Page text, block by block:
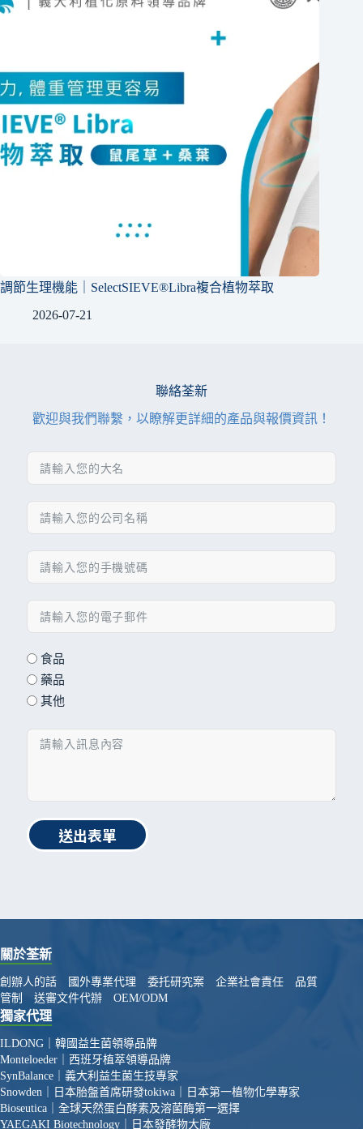
調節生理機能｜SelectSIEVE®Libra複合植物萃取
2026-07-21
聯絡荃新
歡迎與我們聯繫，以瞭解更詳細的產品與報價資訊！
食品
藥品
其他
送出表單
關於荃新
創辦人的話 國外專業代理 委托研究案 企業社會責任
品質
管制
送審文件代辦 OEM/ODM
獨家代理
ILDONG｜韓國益生菌領導品牌
Monteloeder｜西班牙植萃領導品牌
SynBalance｜義大利益生菌生技專家
Snowden｜日本胎盤首席研發tokiwa｜日本第一植物化學專家
Bioseutica｜全球天然蛋白酵素及溶菌酶第一選擇
YAEGAKI Biotechnology｜日本發酵物大廠